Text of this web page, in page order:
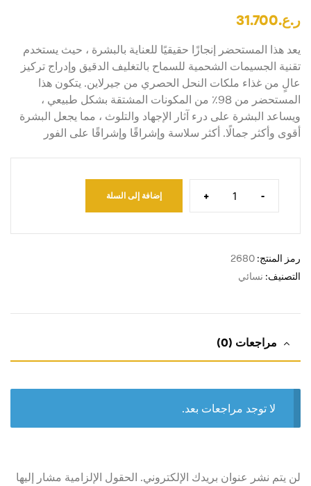
ر.ع.31.700
يعد هذا المستحضر إنجازًا حقيقيًا للعناية بالبشرة ، حيث يستخدم
تقنية الجسيمات الشحمية للسماح بالتغليف الدقيق وإدراج تركيز
عالٍ من غذاء ملكات النحل الحصري من جيرلاين. يتكون هذا
المستحضر من 98٪ من المكونات المشتقة بشكل طبيعي ،
ويساعد البشرة على درء آثار الإجهاد والتلوث ، مما يجعل البشرة
أقوى وأكثر جمالًا. أكثر سلاسة وإشراقًا وإشراقًا على الفور
-
+ إضافة إلى السلة
رمز المنتج: 2680
التصنيف: نسائي
مراجعات (0)
لا توجد مراجعات بعد.
لن يتم نشر عنوان بريدك الإلكتروني. الحقول الإلزامية مشار إليها